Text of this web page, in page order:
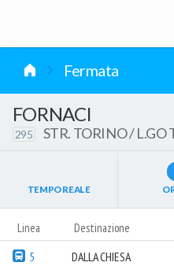
Fermata
FORNACI
295 STR. TORINO /
TEMPO REALE
Linea Destinazione
5 DALLA CHIESA